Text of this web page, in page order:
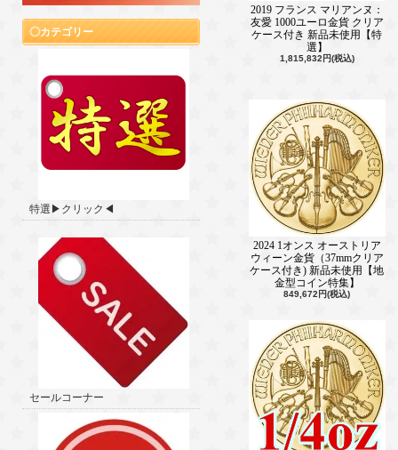
カテゴリー
特選▶クリック◀
セールコーナー
2019 フランス マリアンヌ：
友愛 1000ユーロ金貨 クリア
ケース付き 新品未使用【特
選】
1,815,832円(税込)
2024 1オンス オーストリア
ウィーン金貨（37mmクリア
ケース付き) 新品未使用【地
金型コイン特集】
849,672円(税込)